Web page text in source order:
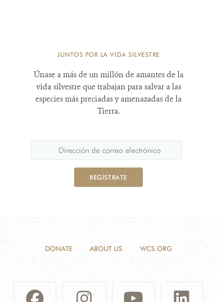
JUNTOS POR LA VIDA SILVESTRE
Únase a más de un millón de amantes de la
vida silvestre que trabajan para salvar a las
especies más preciadas y amenazadas de la
Tierra.
REGÍSTRATE
DONATE ABOUT US WCS.ORG